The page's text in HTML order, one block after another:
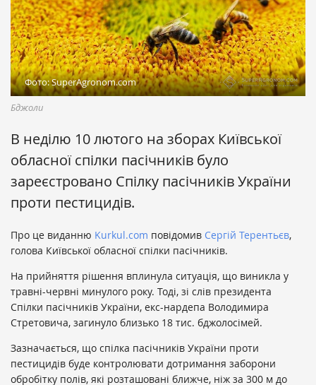
Фото: SuperAgronom.com
Бджоли
В неділю 10 лютого на зборах Київської
обласної спілки пасічників було
зареєстровано Спілку пасічників України
проти пестицидів.
Про це виданню Kurkul.com повідомив Сергій Терентьєв,
голова Київської обласної спілки пасічників.
На прийняття рішення вплинула ситуація, що виникла у
травні-червні минулого року. Тоді, зі слів президента
Спілки пасічників України, екс-нардепа Володимира
Стретовича, загинуло близько 18 тис. бджолосімей.
Зазначається, що спілка пасічників України проти
пестицидів буде контролювати дотримання заборони
обробітку полів, які розташовані ближче, ніж за 300 м до